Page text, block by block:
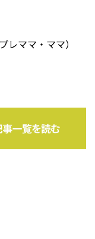
ママ・ママ）